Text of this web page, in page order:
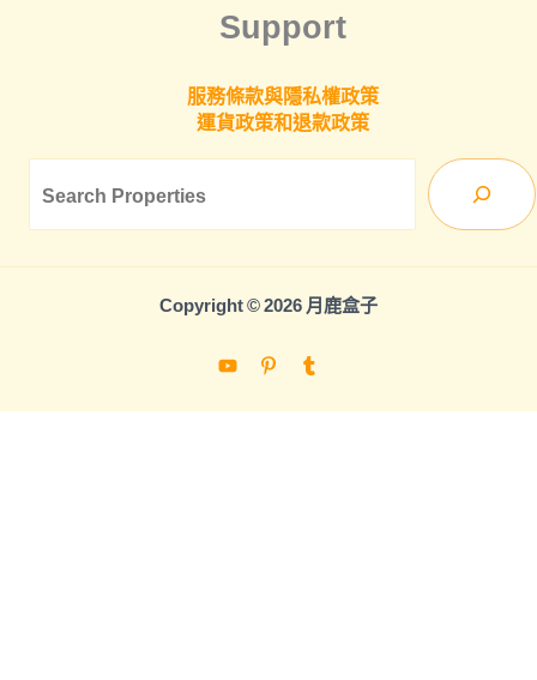
Support
服務條款與隱私權政策
運貨政策和退款政策
Copyright © 2026 月鹿盒子